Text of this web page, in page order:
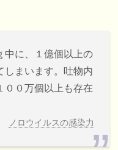
中に、１億個以上の
しまいます。吐物内
００万個以上も存在
ノロウイルスの感染力